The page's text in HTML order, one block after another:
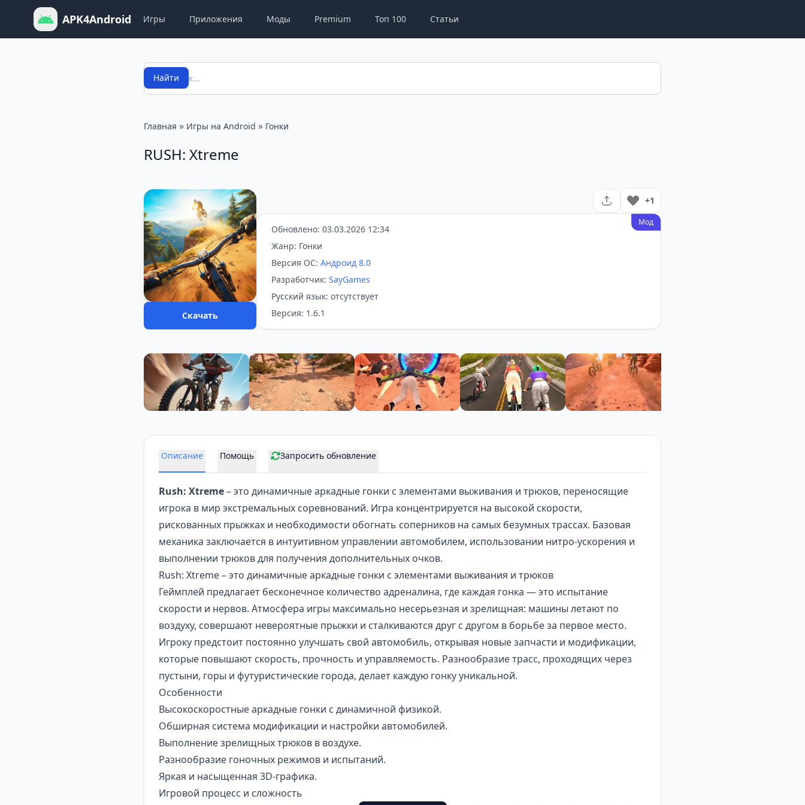
APK4Android Игры Приложения Моды Premium Топ 100 Статьи
Поиск
Найти
Главная » Игры на Android » Гонки
RUSH: Xtreme
Скачать
+1
Мод
Обновлено: 03.03.2026 12:34
Жанр: Гонки
Версия ОС: Андроид 8.0
Разработчик: SayGames
Русский язык: отсутствует
Версия: 1.6.1
Описание Помощь Запросить обновление
Rush: Xtreme– это динамичные аркадные гонки с элементами выживания и трюков, переносящие
игрока в мир экстремальных соревнований. Игра концентрируется на высокой скорости,
рискованных прыжках и необходимости обогнать соперников на самых безумных трассах. Базовая
механика заключается в интуитивном управлении автомобилем, использовании нитро-ускорения и
выполнении трюков для получения дополнительных очков.
Rush: Xtreme – это динамичные аркадные гонки с элементами выживания и трюков
Геймплей предлагает бесконечное количество адреналина, где каждая гонка — это испытание
скорости и нервов. Атмосфера игры максимально несерьезная и зрелищная: машины летают по
воздуху, совершают невероятные прыжки и сталкиваются друг с другом в борьбе за первое место.
Игроку предстоит постоянно улучшать свой автомобиль, открывая новые запчасти и модификации,
которые повышают скорость, прочность и управляемость. Разнообразие трасс, проходящих через
пустыни, горы и футуристические города, делает каждую гонку уникальной.
Особенности
Высокоскоростные аркадные гонки с динамичной физикой.
Обширная система модификации и настройки автомобилей.
Выполнение зрелищных трюков в воздухе.
Разнообразие гоночных режимов и испытаний.
Яркая и насыщенная 3D-графика.
Игровой процесс и сложность